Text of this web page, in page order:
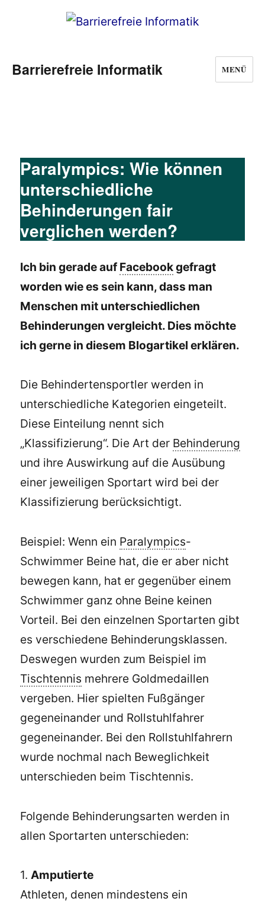
Barrierefreie Informatik MENÜ
Paralympics: Wie können
unterschiedliche
Behinderungen fair
verglichen werden?
Ich bin gerade aufFacebookgefragt
worden wie es sein kann, dass man
Menschen mit unterschiedlichen
Behinderungen vergleicht. Dies möchte
ich gerne in diesem Blogartikel erklären.
Die Behindertensportler werden in
unterschiedliche Kategorien eingeteilt.
Diese Einteilung nennt sich
„Klassifizierung“. Die Art der Behinderung
und ihre Auswirkung auf die Ausübung
einer jeweiligen Sportart wird bei der
Klassifizierung berücksichtigt.
Beispiel: Wenn ein Paralympics-
Schwimmer Beine hat, die er aber nicht
bewegen kann, hat er gegenüber einem
Schwimmer ganz ohne Beine keinen
Vorteil. Bei den einzelnen Sportarten gibt
es verschiedene Behinderungsklassen.
Deswegen wurden zum Beispiel im
Tischtennis mehrere Goldmedaillen
vergeben. Hier spielten Fußgänger
gegeneinander und Rollstuhlfahrer
gegeneinander. Bei den Rollstuhlfahrern
wurde nochmal nach Beweglichkeit
unterschieden beim Tischtennis.
Folgende Behinderungsarten werden in
allen Sportarten unterschieden:
1.Amputierte
Athleten, denen mindestens ein